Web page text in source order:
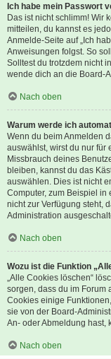
Ich habe mein Passwort
Das ist nicht schlimm! Wir
mitteilen, du kannst es
Anmelde-Seite auf „Ich
Anweisungen folgst. So
Solltest du trotzdem nicht
wende dich an die Board-
Nach oben
Warum werde ich
Wenn du beim Anmelden
auswählst, wirst du nur für
Missbrauch deines
bleiben, kannst du das
auswählen. Dies ist nicht
Computer, zum Beispiel in
nicht zur Verfügung steht,
Administration
Nach oben
Wozu ist die Funktion
„Alle Cookies löschen“
sorgen, dass du im Forum
Cookies einige
sie von der Board-
An- oder Abmeldung hast,
Nach oben